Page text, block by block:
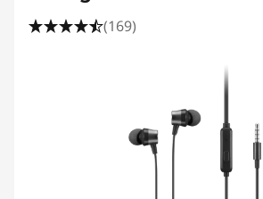
(169)